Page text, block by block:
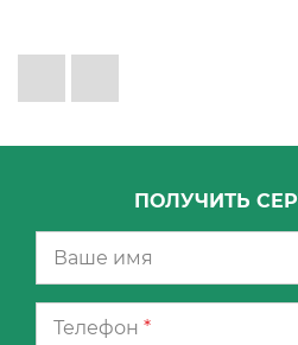
ПОЛУЧИТЬ
Телефон *